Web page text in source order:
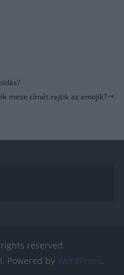
mese címét rejtik az emojik?
reserved.
Powered by WordPress.